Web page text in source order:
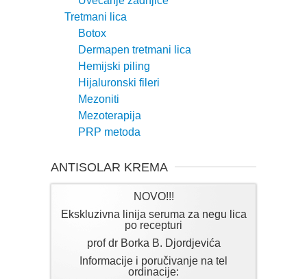
Tretmani lica
Botox
Dermapen tretmani lica
Hemijski piling
Hijaluronski fileri
Mezoniti
Mezoterapija
PRP metoda
ANTISOLAR KREMA
NOVO!!!
Ekskluzivna linija seruma za negu lica
po recepturi
prof dr Borka B. Djordjevića
Informacije i poručivanje na tel
ordinacije: